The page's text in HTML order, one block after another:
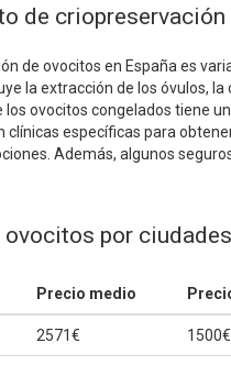
de
de ovocitos en España es
la extracción de los óvulos,
ovocitos congelados tiene
clínicas específicas para
Además, algunos
por
Precio medio
2571€ 1500€